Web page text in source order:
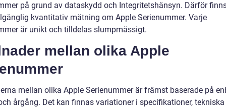
på grund av dataskydd och Integritetshänsyn. Därför
kvantitativ mätning om Apple Serienummer. Varje
är unikt och tilldelas slumpmässigt.
mellan olika Apple
mellan olika Apple Serienummer är främst baserade på
årgång. Det kan finnas variationer i specifikationer, tekniska